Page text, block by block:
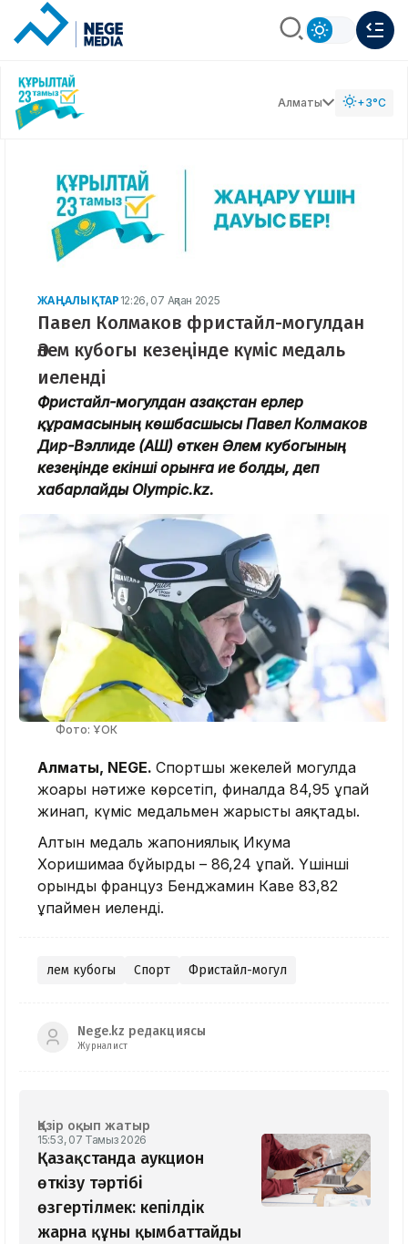
Алматы +3°C
ЖАҢАЛЫҚТАР 12:26, 07 Ақпан 2025
Павел Колмаков фристайл-могулдан
Әлем кубогы кезеңінде күміс медаль
иеленді
Фристайл-могулдан Қазақстан ерлер
құрамасының көшбасшысы Павел Колмаков
Дир-Вэллиде (АҚШ) өткен Әлем кубогының
кезеңінде екінші орынға ие болды, деп
хабарлайды Olympic.kz.
Фото: ҰОК
Алматы, NEGE. Спортшы жекелей могулда
жоғары нәтиже көрсетіп, финалда 84,95 ұпай
жинап, күміс медальмен жарысты аяқтады.
Алтын медаль жапониялық Икума
Хоришимаға бұйырды – 86,24 ұпай. Үшінші
орынды француз Бенджамин Каве 83,82
ұпаймен иеленді.
әлем кубогы Спорт Фристайл-могул
Nege.kz редакциясы
Журналист
Қазір оқып жатыр
15:53, 07 Тамыз 2026
Қазақстанда аукцион
өткізу тәртібі
өзгертілмек: кепілдік
жарна құны қымбаттайды